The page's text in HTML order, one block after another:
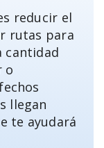
reducir el
rutas para
cantidad
o
llegan
te ayudará